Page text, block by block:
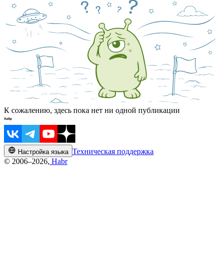
К сожалению, здесь пока нет ни одной публикации
Настройка языка Техническая поддержка
© 2006–2026, Habr